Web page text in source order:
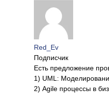
Red_Ev
Подписчик
Есть предложение
1) UML:
2) Agile процессы в